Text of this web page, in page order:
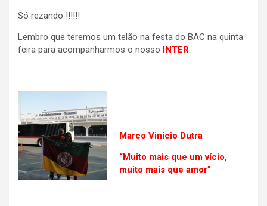
Só rezando !!!!!!
Lembro que teremos um telão na festa do BAC na quinta
feira para acompanharmos o nosso INTER.
Marco Vinicio Dutra
“Muito mais que um vício,
muito mais que amor”